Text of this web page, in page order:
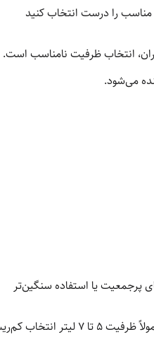
را درست انتخاب کنید
انتخاب ظرفیت نامناسب
می‌شود.
اگر خانواده 3 یا 4